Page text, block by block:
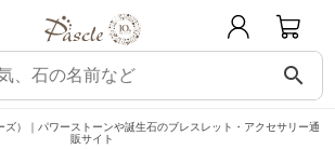
search
ズ）｜パワーストーンや誕生石のブレスレット・アクセサリー通
販サイト